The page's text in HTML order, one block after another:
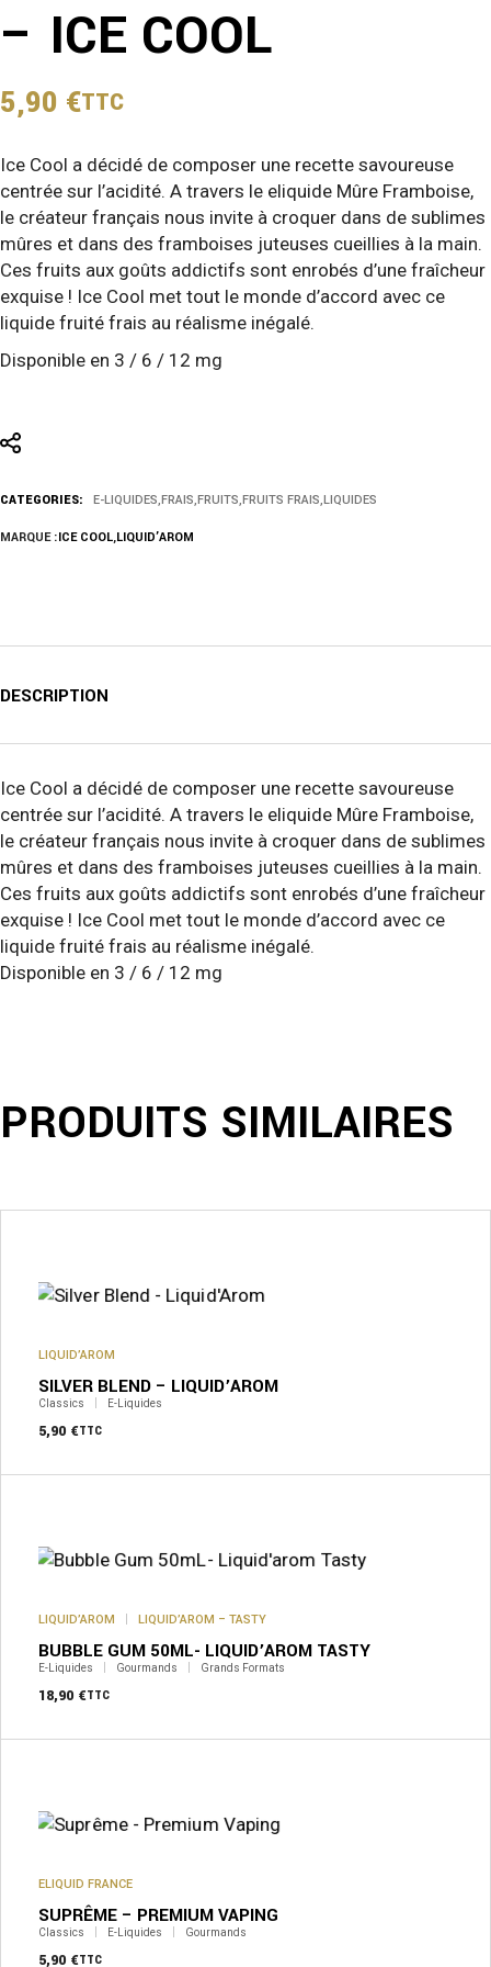
– ICE COOL
5,90 €TTC
Ice Cool a décidé de composer une recette savoureuse
centrée sur l’acidité. A travers le eliquide Mûre Framboise,
le créateur français nous invite à croquer dans de sublimes
mûres et dans des framboises juteuses cueillies à la main.
Ces fruits aux goûts addictifs sont enrobés d’une fraîcheur
exquise ! Ice Cool met tout le monde d’accord avec ce
liquide fruité frais au réalisme inégalé.
Disponible en 3 / 6 / 12 mg
CATEGORIES: E-LIQUIDES,FRAIS,FRUITS,FRUITS FRAIS,LIQUIDES
MARQUE :ICE COOL,LIQUID’AROM
DESCRIPTION
Ice Cool a décidé de composer une recette savoureuse
centrée sur l’acidité. A travers le eliquide Mûre Framboise,
le créateur français nous invite à croquer dans de sublimes
mûres et dans des framboises juteuses cueillies à la main.
Ces fruits aux goûts addictifs sont enrobés d’une fraîcheur
exquise ! Ice Cool met tout le monde d’accord avec ce
liquide fruité frais au réalisme inégalé.
Disponible en 3 / 6 / 12 mg
PRODUITS SIMILAIRES
LIQUID’AROM
SILVER BLEND – LIQUID’AROM
Classics E-Liquides
5,90 €TTC
variations.
peuvent
choisies
page
produit
LIQUID’AROM LIQUID’AROM – TASTY
BUBBLE GUM 50ML- LIQUID’AROM TASTY
E-Liquides Gourmands Grands Formats
18,90 €TTC
ELIQUID FRANCE
SUPRÊME – PREMIUM VAPING
Classics E-Liquides Gourmands
5,90 €TTC
variations.
peuvent
choisies